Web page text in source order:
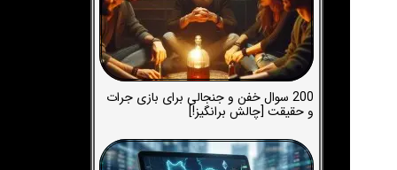
200 سوال خفن و جنجالی برای بازی جرات
و حقیقت [چالش برانگیز!]